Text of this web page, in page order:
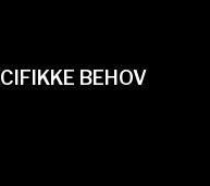
BEHOV